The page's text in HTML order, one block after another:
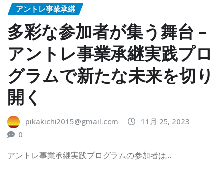
アントレ事業承継
多彩な参加者が集う舞台 –
アントレ事業承継実践プロ
グラムで新たな未来を切り
開く
pikakichi2015@gmail.com
11月 25, 2023
0
アントレ事業承継実践プログラムの参加者は…